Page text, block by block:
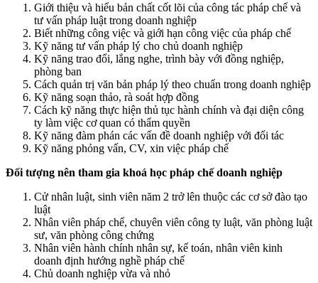
Giới thiệu và hiểu bản chất cốt lõi của công tác pháp chế và
tư vấn pháp luật trong doanh nghiệp
Biết những công việc và giới hạn công việc của pháp chế
Kỹ năng tư vấn pháp lý cho chủ doanh nghiệp
Kỹ năng trao đổi, lắng nghe, trình bày với đồng nghiệp,
phòng ban
Cách quản trị văn bản pháp lý theo chuẩn trong doanh nghiệp
Kỹ năng soạn thảo, rà soát hợp đồng
Cách kỹ năng thực hiện thủ tục hành chính và đại diện công
ty làm việc cơ quan có thẩm quyền
Kỹ năng đàm phán các vấn đề doanh nghiệp với đối tác
Kỹ năng phỏng vấn, CV, xin việc pháp chế
Đối tượng nên tham gia khoá học pháp chế doanh nghiệp
Cử nhân luật, sinh viên năm 2 trở lên thuộc các cơ sở đào tạo
luật
Nhân viên pháp chế, chuyên viên công ty luật, văn phòng luật
sư, văn phòng công chứng
Nhân viên hành chính nhân sự, kế toán, nhân viên kinh
doanh định hướng nghề pháp chế
Chủ doanh nghiệp vừa và nhỏ